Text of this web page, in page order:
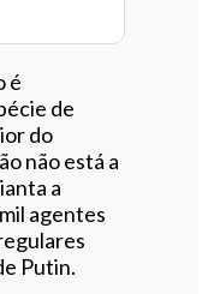
é
de
do
não está a
a
agentes
Putin.